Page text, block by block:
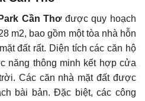
Cần Thơđược quy hoạch
m2, bao gồm một tòa nhà hỗn
đất rất. Diện tích các căn hộ
năng thông minh kết hợp cửa
Các căn nhà mặt đất được
bài bản. Đặc biệt, các công